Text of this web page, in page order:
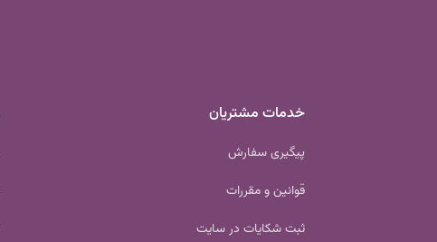
خدمات مشتریان
پیگیری سفارش
قوانین و مقررات
ثبت شکایات در سایت